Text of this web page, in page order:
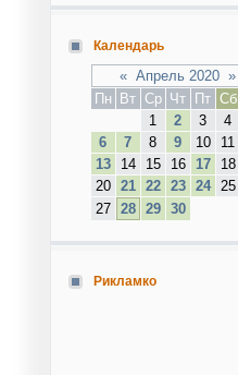
Календарь
« Апрель 2020 »
Пн
Вт Ср Чт Пт Сб
1
2 3 4
6
7 8 9 10 11
13
14 15 16 17 18
20
21 22 23 24 25
27
28 29 30
Рикламко